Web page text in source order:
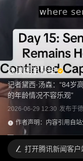
@浪潮字幕组
记者黛西·汤森：“84岁
的年龄情况不容乐观”
2026-06-29 12:30 发布于
作者声明：内容引用自
打开腾讯新闻客户